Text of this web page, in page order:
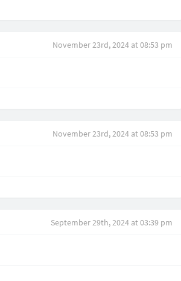
November 23rd, 2024 at 08:53 pm
November 23rd, 2024 at 08:53 pm
September 29th, 2024 at 03:39 pm